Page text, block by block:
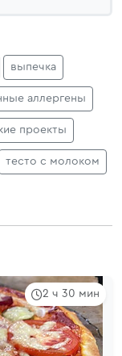
выпечка
аллергены
проекты
тесто с молоком
2 ч 30 мин